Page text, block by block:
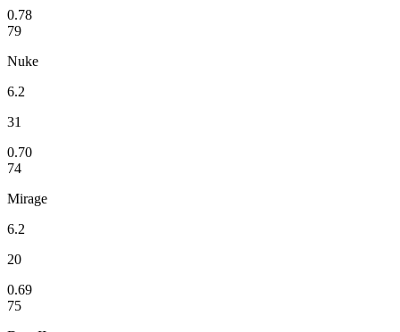
0.78
79
Nuke
6.2
31
0.70
74
Mirage
6.2
20
0.69
75